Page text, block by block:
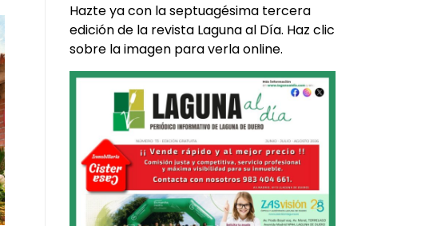
Hazte ya con la septuagésima tercera
edición de la revista Laguna al Día. Haz clic
sobre la imagen para verla online.